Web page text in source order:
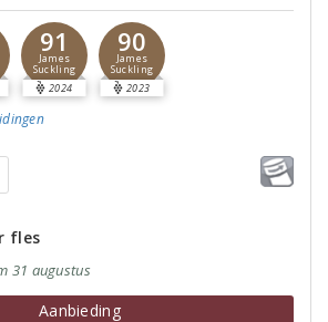
91
James
Suckling
2024
90
James
Suckling
2023
fles
31 augustus
Aanbieding